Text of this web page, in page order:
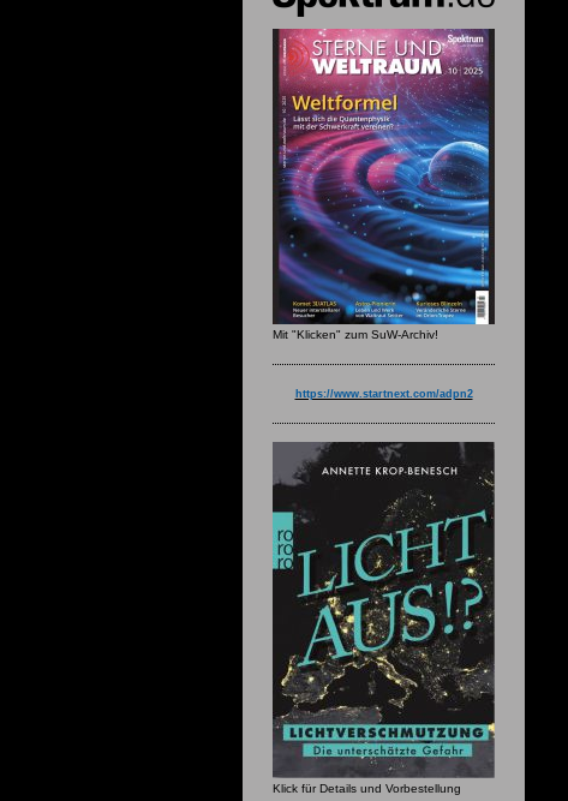
Mit "Klicken" zum SuW-Archiv!
https://www.startnext.com/adpn2
Klick für Details und Vorbestellung